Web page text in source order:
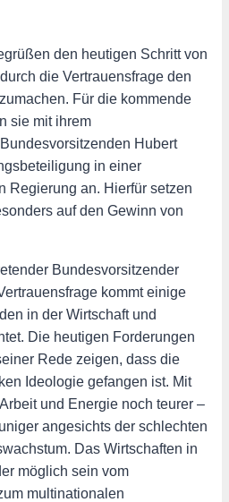
den heutigen Schritt von
die Vertrauensfrage den
Für die kommende
sie mit ihrem
Hubert
in einer
Regierung an. Hierfür setzen
auf den Gewinn von
Bundesvorsitzender
kommt einige
in der Wirtschaft und
Die heutigen Forderungen
Rede zeigen, dass die
Ideologie gefangen ist. Mit
und Energie noch teurer –
angesichts der schlechten
Das Wirtschaften in
möglich sein vom
multinationalen